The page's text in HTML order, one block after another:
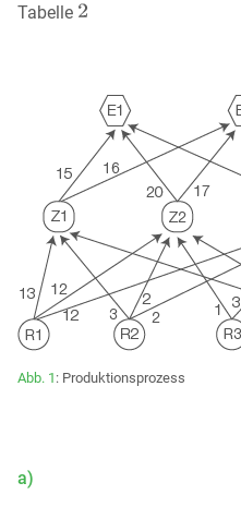
Tabelle
Abb. 1 : Produktionsprozess
a)